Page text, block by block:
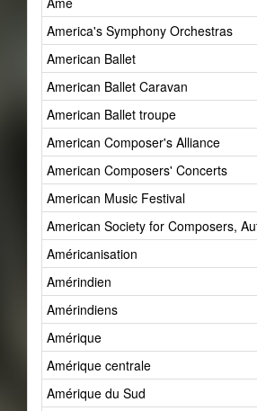
America's Symphony Orchestras
American Ballet
American Ballet Caravan
American Ballet troupe
American Composer's Alliance
American Composers' Concerts
American Music Festival
American Society for Composers,
Américanisation
Amérindien
Amérindiens
Amérique
Amérique centrale
Amérique du Sud